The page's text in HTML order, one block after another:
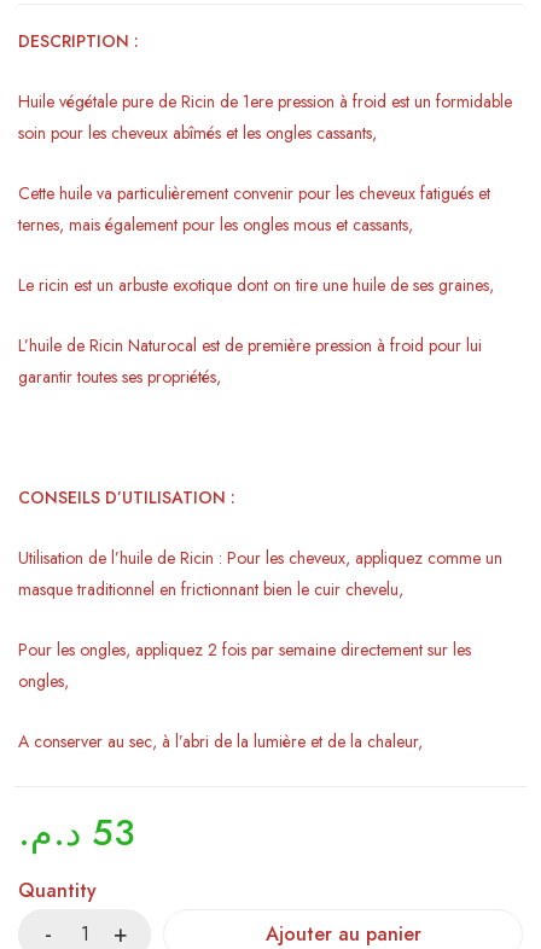
DESCRIPTION :
Huile végétale pure de Ricin de 1ere pression à froid est un formidable
soin pour les cheveux abîmés et les ongles cassants,
Cette huile va particulièrement convenir pour les cheveux fatigués et
ternes, mais également pour les ongles mous et cassants,
Le ricin est un arbuste exotique dont on tire une huile de ses graines,
L’huile de Ricin Naturocal est de première pression à froid pour lui
garantir toutes ses propriétés,
CONSEILS D’UTILISATION :
Utilisation de l’huile de Ricin : Pour les cheveux, appliquez comme un
masque traditionnel en frictionnant bien le cuir chevelu,
Pour les ongles, appliquez 2 fois par semaine directement sur les
ongles,
A conserver au sec, à l’abri de la lumière et de la chaleur,
53 د.م.
Quantity
Ajouter au panier